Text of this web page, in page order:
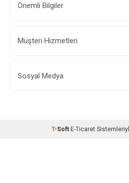
Önemli Bilgiler
Müşteri Hizmetleri
Sosyal Medya
T-Soft E-Ticaret